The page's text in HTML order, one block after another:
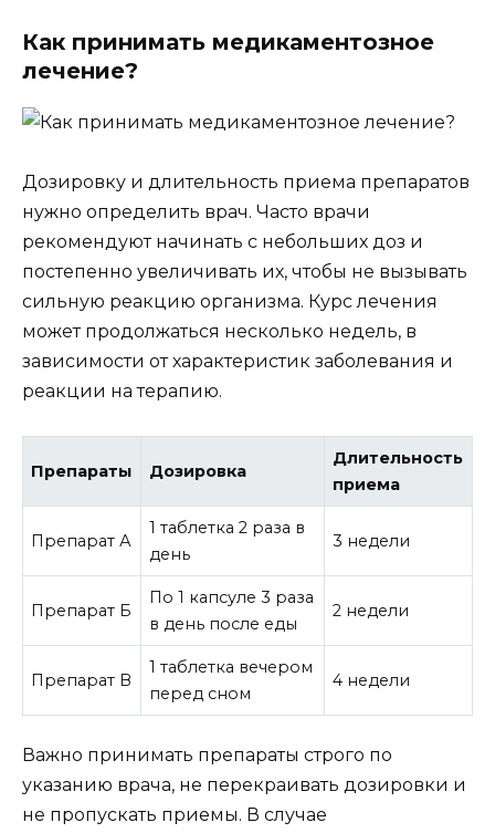
Как принимать медикаментозное
лечение?
Дозировку и длительность приема препаратов
нужно определить врач. Часто врачи
рекомендуют начинать с небольших доз и
постепенно увеличивать их, чтобы не вызывать
сильную реакцию организма. Курс лечения
может продолжаться несколько недель, в
зависимости от характеристик заболевания и
реакции на терапию.
Препараты Дозировка
Длительность
приема
Препарат А
1 таблетка 2 раза в
день
3 недели
Препарат Б
По 1 капсуле 3 раза
в день после еды
2 недели
Препарат В
1 таблетка вечером
перед сном
4 недели
Важно принимать препараты строго по
указанию врача, не перекраивать дозировки и
не пропускать приемы. В случае